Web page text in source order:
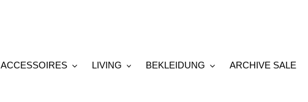
ACCESSOIRES LIVING BEKLEIDUNG ARCHIVE SALE